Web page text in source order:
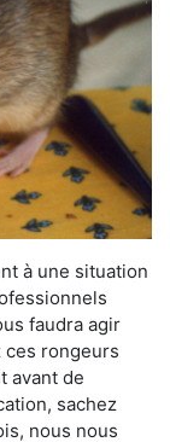
à une situation
faudra agir
ces rongeurs
avant de
sachez
nous nous